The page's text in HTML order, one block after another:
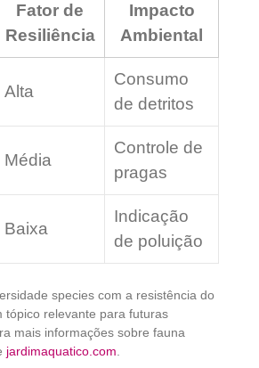
Fator de
Resiliência
Impacto
Ambiental
Alta
Consumo
de detritos
Média
Controle de
pragas
Baixa
Indicação
de poluição
species com a resistência do
tópico relevante para futuras
mais informações sobre fauna
jardimaquatico.com